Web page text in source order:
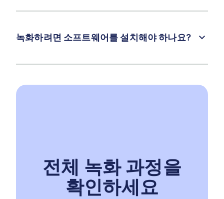
녹화하려면 소프트웨어를 설치해야 하나요?
전체 녹화 과정을
확인하세요